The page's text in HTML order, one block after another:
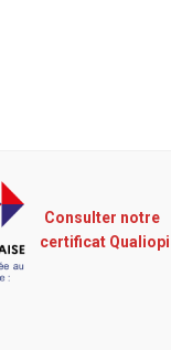
Consulter notre
certificat Qualiopi